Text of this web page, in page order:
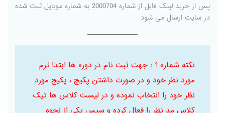
پس از خرید لینک فایل از شماره 2000704 به شماره موبایل ثبت شده
در سایت ارسال می شود
نکته شماره 1 : جهت ثبت نام در دوره ها ابتدا ترم
مورد نظر خود و در صورت داشتن پکیج ، پکیج مورد
نظر خود را انتخاب نموده و در لیست کلاس ها تیک
کلاس مد نظر را فعال کرده و سپس یکی از نحوه